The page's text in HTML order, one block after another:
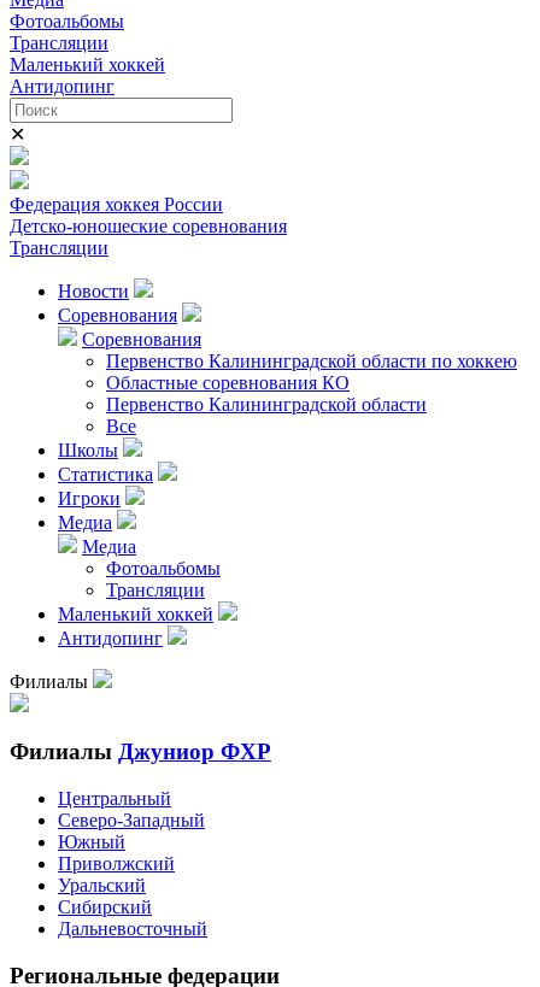
Фотоальбомы
Трансляции
Маленький хоккей
Антидопинг
✕
Федерация хоккея России
Детско-юношеские соревнования
Трансляции
Новости
Соревнования
Соревнования
Первенство Калининградской области по хоккею
Областные соревнования КО
Первенство Калининградской области
Все
Школы
Статистика
Игроки
Медиа
Медиа
Фотоальбомы
Трансляции
Маленький хоккей
Антидопинг
Филиалы
Филиалы Джуниор ФХР
Центральный
Северо-Западный
Южный
Приволжский
Уральский
Сибирский
Дальневосточный
Региональные федерации